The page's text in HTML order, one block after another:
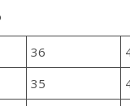
36
35